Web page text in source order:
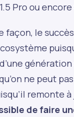
Pro ou
façon, le succès
ne peut
remonte
de faire